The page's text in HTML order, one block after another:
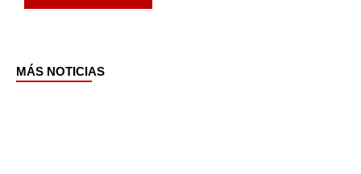
MÁS NOTICIAS